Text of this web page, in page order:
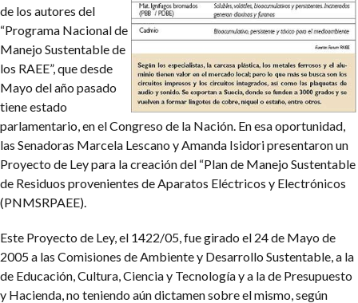
de los autores del
“Programa Nacional de
Manejo Sustentable de
los RAEE”, que desde
Mayo del año pasado
tiene estado
parlamentario, en el Congreso de la Nación. En esa oportunidad,
las Senadoras Marcela Lescano y Amanda Isidori presentaron un
Proyecto de Ley para la creación del “Plan de Manejo Sustentable
de Residuos provenientes de Aparatos Eléctricos y Electrónicos
(PNMSRPAEE).
Este Proyecto de Ley, el 1422/05, fue girado el 24 de Mayo de
2005 a las Comisiones de Ambiente y Desarrollo Sustentable, a la
de Educación, Cultura, Ciencia y Tecnología y a la de Presupuesto
y Hacienda, no teniendo aún dictamen sobre el mismo, según